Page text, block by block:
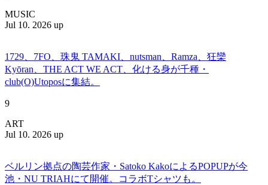
MUSIC
Jul 10. 2026 up
1729、7FO、珠鬼 TAMAKI、nutsman、Ramza、狂欒
Kyōran、THE ACT WE ACT、化ける身が千種・
club(O)Utoposに集結。
9
ART
Jul 10. 2026 up
ベルリン拠点の陶芸作家・Satoko KakoによるPOPUPが今
池・NU TRIAHにて開催。コラボTシャツも。